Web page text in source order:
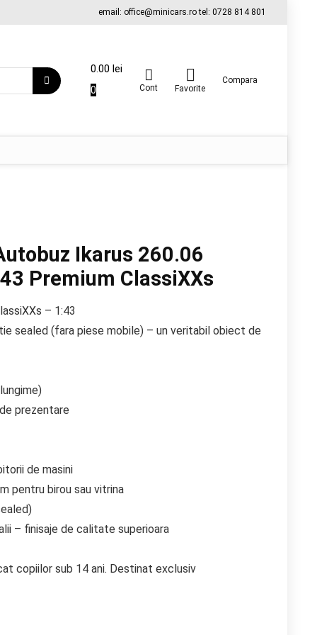
email: office@minicars.ro tel: 0728 814 801
0.00 lei
0
Cont Favorite
Compara
Ikarus 260.06
Premium ClassiXXs
– 1:43
sealed (fara piese mobile) – un veritabil obiect de
prezentare
de masini
pentru birou sau vitrina
– finisaje de calitate superioara
copiilor sub 14 ani. Destinat exclusiv